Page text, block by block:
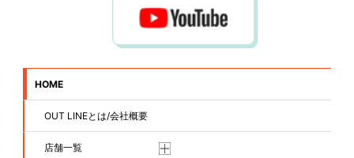
HOME
OUT LINEとは/会社概要
店舗一覧